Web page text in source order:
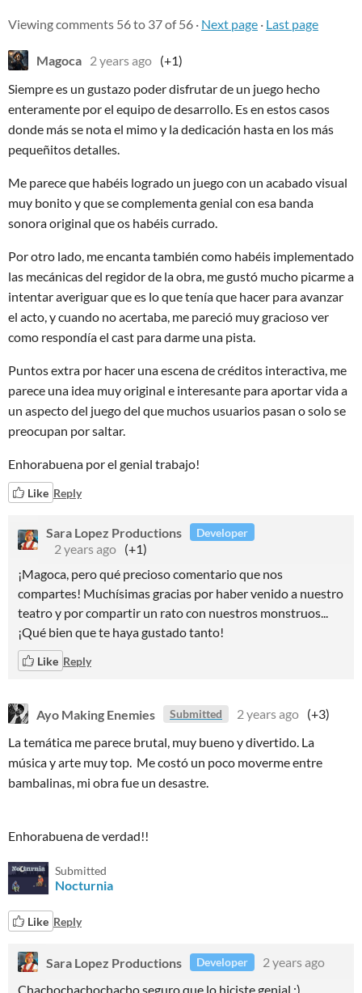
Viewing comments 56to 37of 56 · Next page · Last page
Magoca 2 years ago (+1)
Siempre es un gustazo poder disfrutar de un juego hecho
enteramente por el equipo de desarrollo. Es en estos casos
donde más se nota el mimo y la dedicación hasta en los más
pequeñitos detalles.
Me parece que habéis logrado un juego con un acabado visual
muy bonito y que se complementa genial con esa banda
sonora original que os habéis currado.
Por otro lado, me encanta también como habéis implementado
las mecánicas del regidor de la obra, me gustó mucho picarme a
intentar averiguar que es lo que tenía que hacer para avanzar
el acto, y cuando no acertaba, me pareció muy gracioso ver
como respondía el cast para darme una pista.
Puntos extra por hacer una escena de créditos interactiva, me
parece una idea muy original e interesante para aportar vida a
un aspecto del juego del que muchos usuarios pasan o solo se
preocupan por saltar.
Enhorabuena por el genial trabajo!
Like Reply
Sara Lopez Productions Developer
2 years ago (+1)
¡Magoca, pero qué precioso comentario que nos
compartes! Muchísimas gracias por haber venido a nuestro
teatro y por compartir un rato con nuestros monstruos...
¡Qué bien que te haya gustado tanto!
Like Reply
Ayo Making Enemies Submitted 2 years ago (+3)
La temática me parece brutal, muy bueno y divertido. La
música y arte muy top. Me costó un poco moverme entre
bambalinas, mi obra fue un desastre.
Enhorabuena de verdad!!
Submitted
Nocturnia
Like Reply
Sara Lopez Productions Developer
2 years ago
Chachochachochacho seguro que lo hiciste genial :)